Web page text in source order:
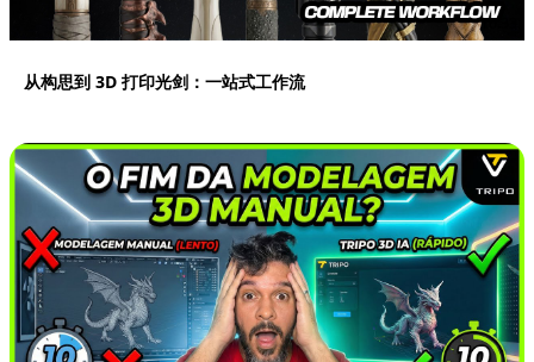
16:33
从构思到 3D 打印光剑：一站式工作流